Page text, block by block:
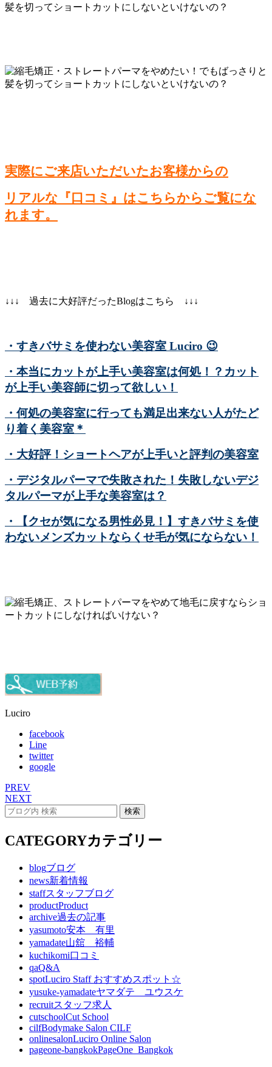
実際にご来店いただいたお客様からの
リアルな『口コミ』はこちらからご覧にな
れます。
↓↓↓ 過去に大好評だったBlogはこちら ↓↓↓
・すきバサミを使わない美容室 Luciro 😉
・本当にカットが上手い美容室は何処！？カット
が上手い美容師に切って欲しい！
・何処の美容室に行っても満足出来ない人がたど
り着く美容室＊
・大好評！ショートヘアが上手いと評判の美容室
・デジタルパーマで失敗された！失敗しないデジ
タルパーマが上手な美容室は？
・【クセが気になる男性必見！】すきバサミを使
わないメンズカットならくせ毛が気にならない！
Luciro
facebook
Line
twitter
google
PREV
NEXT
CATEGORYカテゴリー
blogブログ
news新着情報
staffスタッフブログ
productProduct
archive過去の記事
yasumoto安本 有里
yamadate山舘 裕輔
kuchikomi口コミ
qaQ&A
spotLuciro Staff おすすめスポット☆
yusuke-yamadateヤマダテ ユウスケ
recruitスタッフ求人
cutschoolCut School
cilfBodymake Salon CILF
onlinesalonLuciro Online Salon
pageone-bangkokPageOne_Bangkok